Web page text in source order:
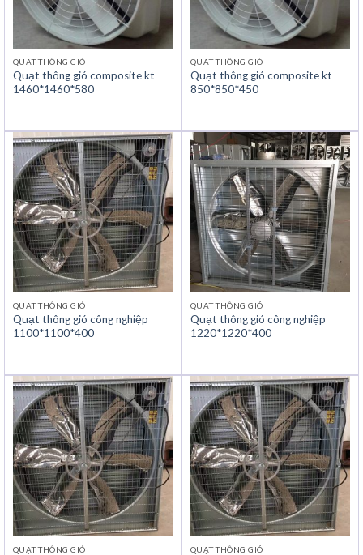
QUẠT THÔNG GIÓ
Quạt thông gió composite kt
1460*1460*580
QUẠT THÔNG GIÓ
Quạt thông gió composite kt
850*850*450
QUẠT THÔNG GIÓ
Quạt thông gió công nghiệp
1100*1100*400
QUẠT THÔNG GIÓ
Quạt thông gió công nghiệp
1220*1220*400
QUẠT THÔNG GIÓ QUẠT THÔNG GIÓ